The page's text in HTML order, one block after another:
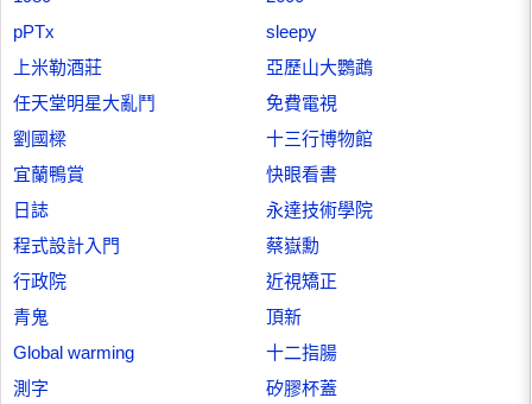
pPTx
sleepy
上米勒酒莊
亞歷山大鸚鵡
任天堂明星大亂鬥
免費電視
劉國樑
十三行博物館
宜蘭鴨賞
快眼看書
日誌
永達技術學院
程式設計入門
蔡嶽勳
行政院
近視矯正
青鬼
頂新
Global warming
十二指腸
測字
矽膠杯蓋